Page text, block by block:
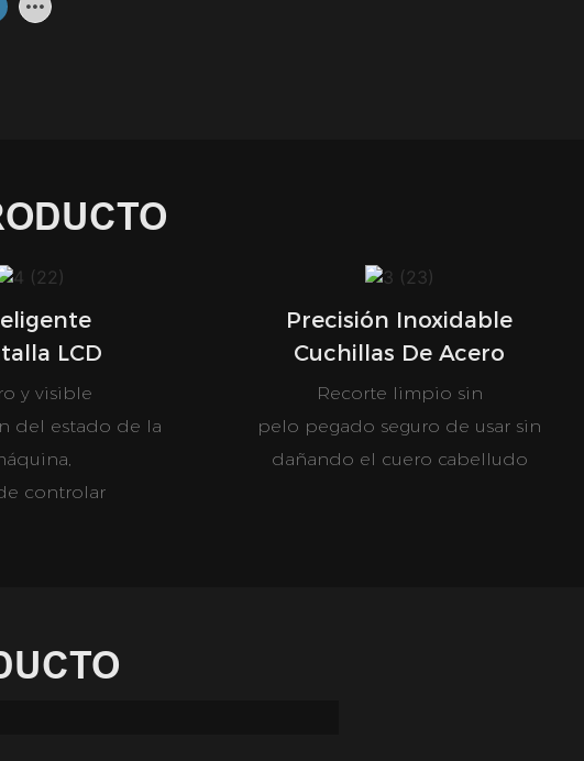
LCD
y visible
del estado de la
controlar
Precisión Inoxidable
Cuchillas De Acero
Recorte limpio sin
pelo pegado seguro de usar sin
dañando el cuero cabelludo